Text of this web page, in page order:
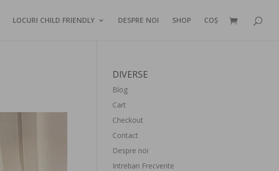
LOCURI CHILD FRIENDLY DESPRE NOI SHOP COȘ
DIVERSE
Blog
Cart
Checkout
Contact
Despre noi
Intrebari Frecvente